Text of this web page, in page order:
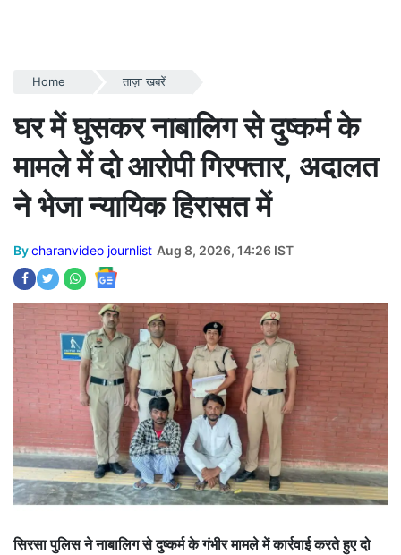
Home ताज़ा खबरें
घर में घुसकर नाबालिग से दुष्कर्म के
मामले में दो आरोपी गिरफ्तार, अदालत
ने भेजा न्यायिक हिरासत में
Bycharanvideo journlist Aug 8, 2026, 14:26 IST
सिरसा पुलिस ने नाबालिग से दुष्कर्म के गंभीर मामले में कार्रवाई करते हुए दो